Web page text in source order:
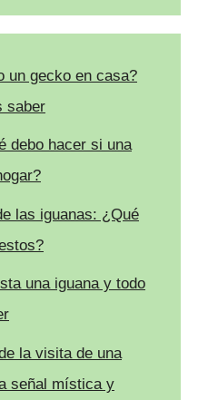
un gecko en casa?
saber
debo hacer si una
las iguanas: ¿Qué
una iguana y todo
la visita de una
señal mística y